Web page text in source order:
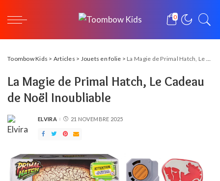
0
Toombow Kids > Articles > Jouets en folie > La Magie de Primal Hatch, Le Cadeau de Noël Inoubliable
La Magie de Primal Hatch, Le Cadeau
de Noël Inoubliable
POSTED
ELVIRA 21 NOVEMBRE 2025